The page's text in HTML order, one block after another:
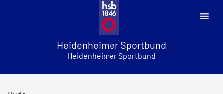
Heidenheimer Sportbund
Heidenheimer Sportbund